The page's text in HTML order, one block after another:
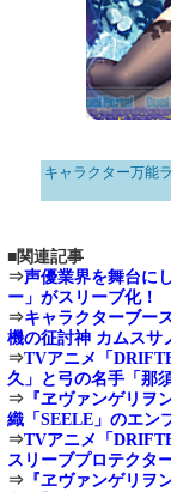
キャラクター万能
■関連記事
⇒声優業界を舞台に
ー」がスリーブ化！
⇒キャラクターブー
機の征討神 カムスサ
⇒TVアニメ「
久」と弓の名手「那
⇒ 『ヱヴァンゲリヲ
織「SEELE」のエン
⇒TVアニメ「
スリーブプロテクタ
⇒ 『ヱヴァンゲリヲ